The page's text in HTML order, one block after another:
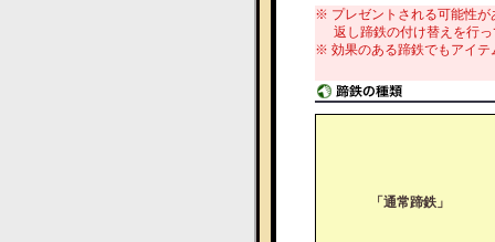
※ プレゼントされる可能性が
返し蹄鉄の付け替えを行
※ 効果のある蹄鉄でもアイテ
「通常蹄鉄」